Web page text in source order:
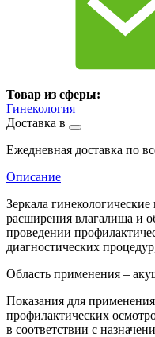
Товар из сферы:
Гинекология
Доставка в
Ежедневная доставка по
Описание
Зеркала
расширения влагалища и
проведении
диагностических
Область применения –
Показания для
профилактических
в соответствии с